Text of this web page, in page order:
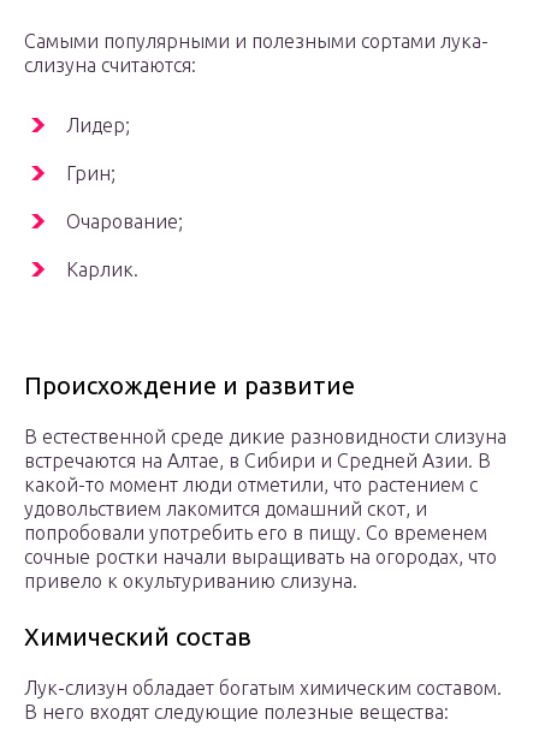
Самыми популярными и полезными сортами лука-
слизуна считаются:
Лидер;
Грин;
Очарование;
Карлик.
Происхождение и развитие
В естественной среде дикие разновидности слизуна
встречаются на Алтае, в Сибири и Средней Азии. В
какой-то момент люди отметили, что растением с
удовольствием лакомится домашний скот, и
попробовали употребить его в пищу. Со временем
сочные ростки начали выращивать на огородах, что
привело к окультуриванию слизуна.
Химический состав
Лук-слизун обладает богатым химическим составом.
В него входят следующие полезные вещества: